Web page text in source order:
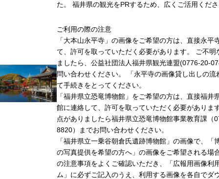
た。 福井県の観光をPRするため、広くご活用くだ
ご利用の際の注意
「大本山永平寺」の画像をご希望の方は、直接永平
て、許可を取っていただく必要があります。 ご不明
ましたら、公益社団法人福井県観光連盟(0776-20-
問い合わせください。 「永平寺の画像貸し出しの流
て手続きをとってください。
「福井県立恐竜博物館」をご希望の方は、直接福井
館に連絡して、許可を取っていただく必要がありま
点がありましたら福井県立恐竜博物館事業教育課（
8820）までお問い合わせください。
「福井県立一乗谷朝倉氏遺跡博物館」の画像で、「
の写真提供を希望の方へ」の画像をご希望される場
の注意事項をよくご確認いただき、「広報用画像利
ム」に必ずご記入のうえ、利用する画像を各自でダ